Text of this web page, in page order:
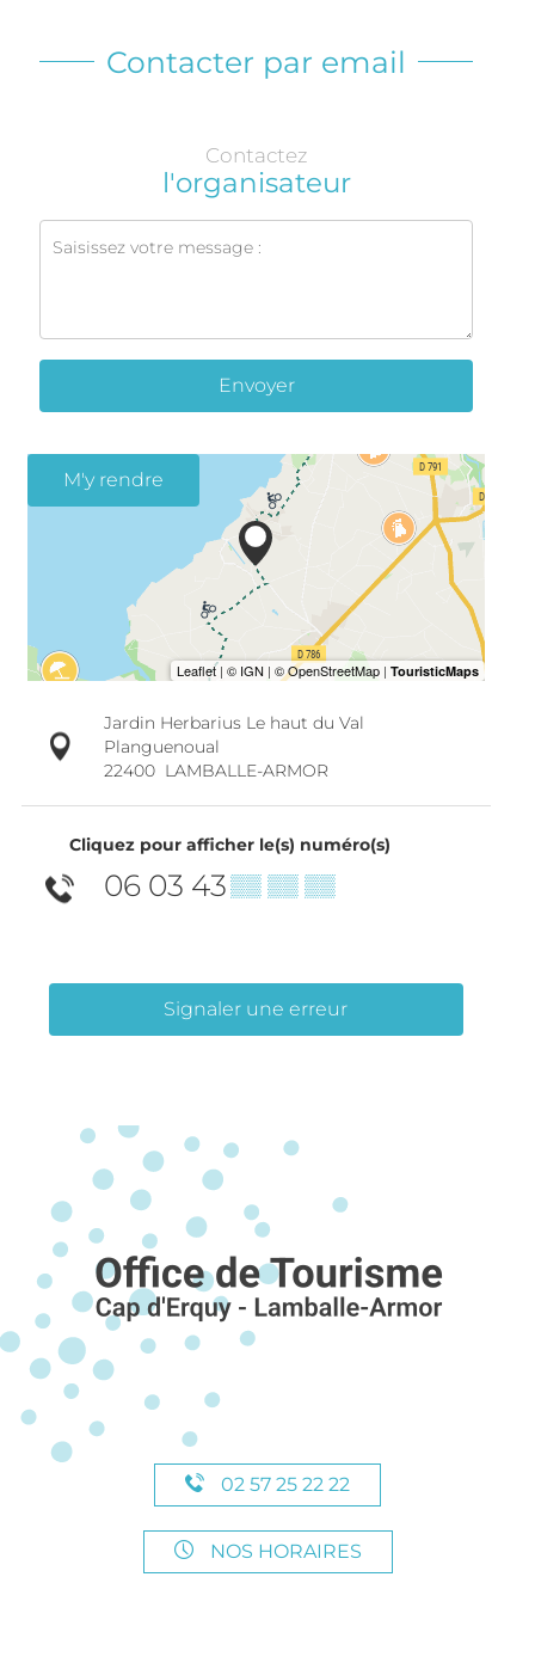
Contacter par email
Contactez
l'organisateur
Envoyer
M'y rendre
Jardin Herbarius Le haut du Val
Planguenoual
22400 LAMBALLE-ARMOR
Cliquez pour afficher le(s) numéro(s)
06 03 43▒▒ ▒▒ ▒▒
Signaler une erreur
02 57 25 22 22
NOS HORAIRES